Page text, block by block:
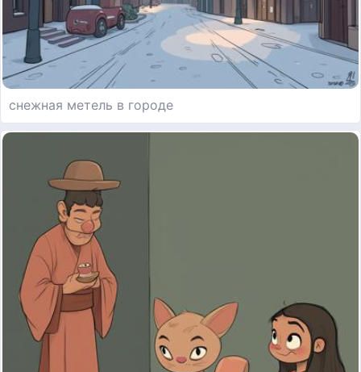
снежная метель в городе